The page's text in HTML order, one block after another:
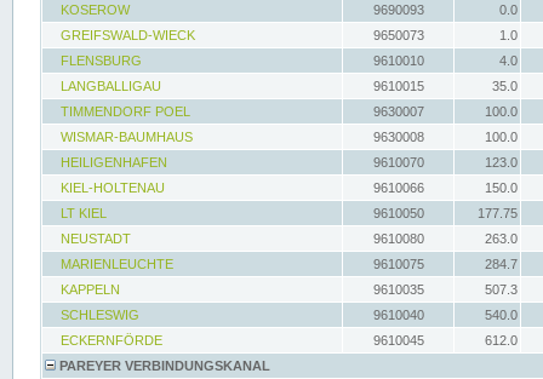
KOSEROW
9690093
0.0
GREIFSWALD-WIECK
9650073
1.0
FLENSBURG
9610010
4.0
LANGBALLIGAU
9610015
35.0
TIMMENDORF POEL
9630007
100.0
WISMAR-BAUMHAUS
9630008
100.0
HEILIGENHAFEN
9610070
123.0
KIEL-HOLTENAU
9610066
150.0
LT KIEL
9610050
177.75
NEUSTADT
9610080
263.0
MARIENLEUCHTE
9610075
284.7
KAPPELN
9610035
507.3
SCHLESWIG
9610040
540.0
ECKERNFÖRDE
9610045
612.0
PAREYER VERBINDUNGSKANAL